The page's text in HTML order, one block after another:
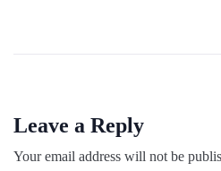
Leave a Reply
Your email address will not be